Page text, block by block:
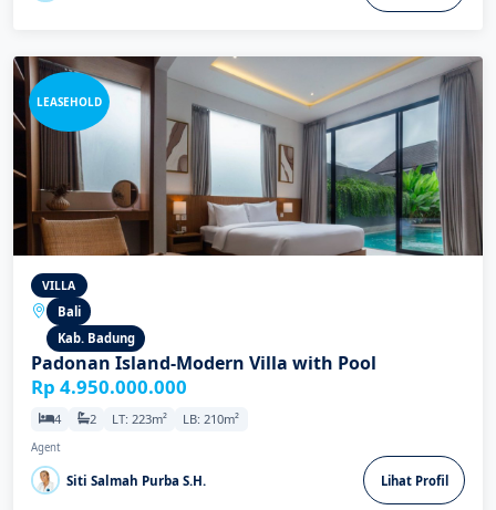
LEASEHOLD
VILLA
Bali
Kab. Badung
Padonan Island-Modern Villa with Pool
Rp 4.950.000.000
4 2 LT: 223m² LB: 210m²
Agent
Siti Salmah Purba S.H. Lihat Profil